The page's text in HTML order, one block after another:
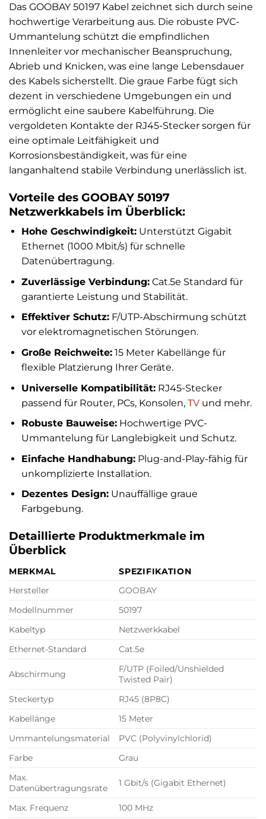
Das GOOBAY 50197 Kabel zeichnet sich durch seine
hochwertige Verarbeitung aus. Die robuste PVC-
Ummantelung schützt die empfindlichen
Innenleiter vor mechanischer Beanspruchung,
Abrieb und Knicken, was eine lange Lebensdauer
des Kabels sicherstellt. Die graue Farbe fügt sich
dezent in verschiedene Umgebungen ein und
ermöglicht eine saubere Kabelführung. Die
vergoldeten Kontakte der RJ45-Stecker sorgen für
eine optimale Leitfähigkeit und
Korrosionsbeständigkeit, was für eine
langanhaltend stabile Verbindung unerlässlich ist.
Vorteile des GOOBAY 50197
Netzwerkkabels im Überblick:
Hohe Geschwindigkeit:Unterstützt Gigabit
Ethernet (1000 Mbit/s) für schnelle
Datenübertragung.
Zuverlässige Verbindung:Cat.5e Standard für
garantierte Leistung und Stabilität.
Effektiver Schutz:F/UTP-Abschirmung schützt
vor elektromagnetischen Störungen.
Große Reichweite:15 Meter Kabellänge für
flexible Platzierung Ihrer Geräte.
Universelle Kompatibilität:RJ45-Stecker
passend für Router, PCs, Konsolen, TVund mehr.
Robuste Bauweise:Hochwertige PVC-
Ummantelung für Langlebigkeit und Schutz.
Einfache Handhabung:Plug-and-Play-fähig für
unkomplizierte Installation.
Dezentes Design:Unauffällige graue
Farbgebung.
Detaillierte Produktmerkmale im
Überblick
MERKMAL
SPEZIFIKATION
Hersteller
GOOBAY
Modellnummer
50197
Kabeltyp
Netzwerkkabel
Ethernet-Standard
Cat.5e
Abschirmung
F/UTP (Foiled/Unshielded
Twisted Pair)
Steckertyp
RJ45 (8P8C)
Kabellänge
15 Meter
Ummantelungsmaterial
PVC (Polyvinylchlorid)
Farbe
Grau
Max.
Datenübertragungsrate
1 Gbit/s (Gigabit Ethernet)
Max. Frequenz 100 MHz